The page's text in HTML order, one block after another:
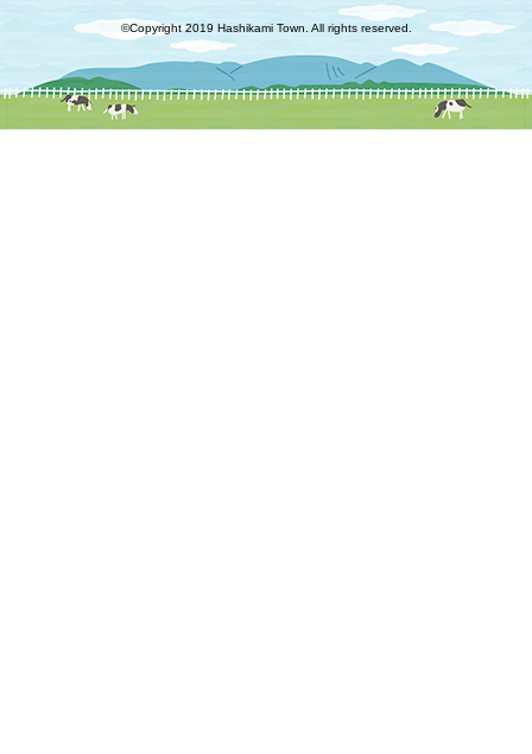
©Copyright 2019 Hashikami Town. All rights reserved.